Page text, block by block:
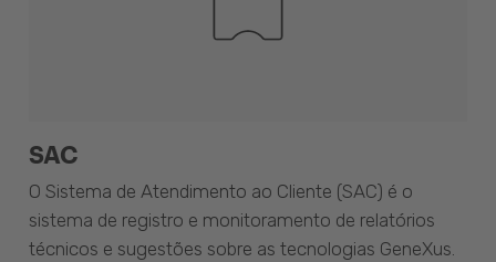
SAC
O Sistema de Atendimento ao Cliente (SAC) é o
sistema de registro e monitoramento de relatórios
técnicos e sugestões sobre as tecnologias GeneXus.